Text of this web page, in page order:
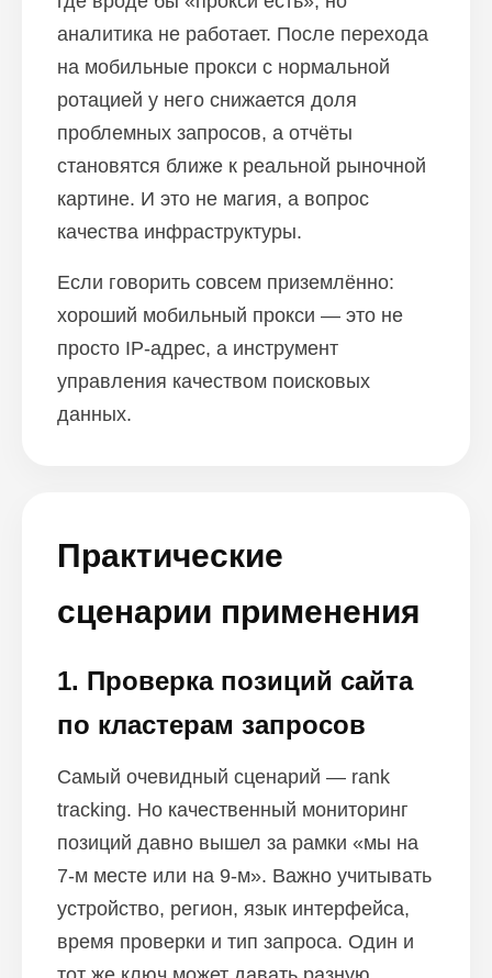
аналитика не работает. После перехода
на мобильные прокси с нормальной
ротацией у него снижается доля
проблемных запросов, а отчёты
становятся ближе к реальной рыночной
картине. И это не магия, а вопрос
качества инфраструктуры.
Если говорить совсем приземлённо:
хороший мобильный прокси — это не
просто IP-адрес, а инструмент
управления качеством поисковых
данных.
Практические
сценарии применения
1. Проверка позиций сайта
по кластерам запросов
Самый очевидный сценарий — rank
tracking. Но качественный мониторинг
позиций давно вышел за рамки «мы на
7-м месте или на 9-м». Важно учитывать
устройство, регион, язык интерфейса,
время проверки и тип запроса. Один и